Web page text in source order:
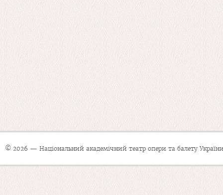
© 2026 — Національний академічний театр опери та балету